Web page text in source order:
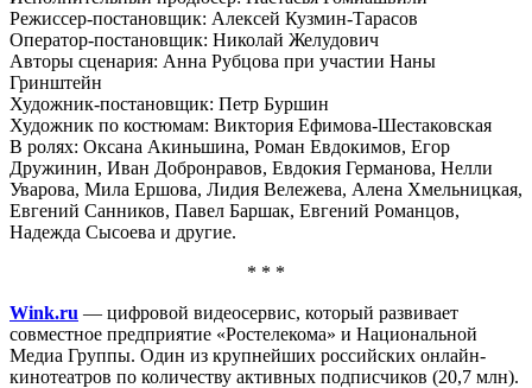
Режиссер-постановщик: Алексей Кузмин-Тарасов
Оператор-постановщик: Николай Желудович
Авторы сценария: Анна Рубцова при участии Наны
Гринштейн
Художник-постановщик: Петр Буршин
Художник по костюмам: Виктория Ефимова-Шестаковская
В ролях: Оксана Акиньшина, Роман Евдокимов, Егор
Дружинин, Иван Добронравов, Евдокия Германова, Нелли
Уварова, Мила Ершова, Лидия Вележева, Алена Хмельницкая,
Евгений Санников, Павел Баршак, Евгений Романцов,
Надежда Сысоева и другие.
* * *
Wink.ru — цифровой видеосервис, который развивает
совместное предприятие «Ростелекома» и Национальной
Медиа Группы. Один из крупнейших российских онлайн-
кинотеатров по количеству активных подписчиков (20,7 млн).